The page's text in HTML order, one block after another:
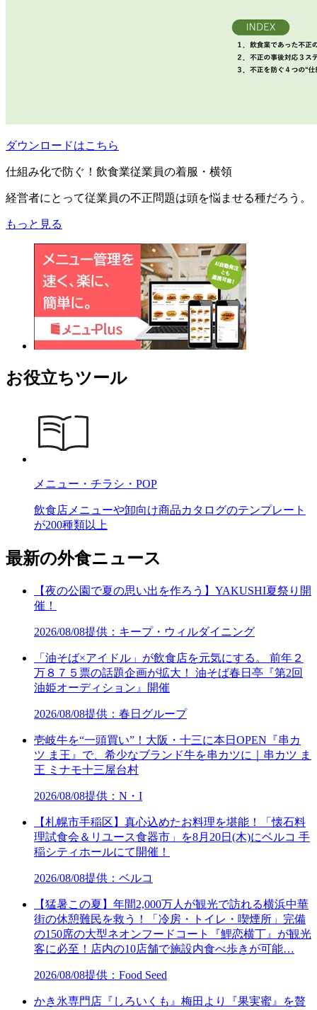
ダウンロードはこちら
仕組み化で防ぐ！飲食業従業員の着服・横領
経営者にとって従業員の不正問題は頭を悩ませる種だろう。
もっと見る
お役立ちツール
メニュー・チラシ・POP
飲食店メニューや卸向け商品カタログのテンプレート
が200種類以上
最新の外食ニュース
【夜の公園で夏の思い出を作ろう】YAKUSHI夏祭り開
催！
2026/08/08提供：キープ・ウィルダイニング
「油そば×アイドル」が飲食店を元気にする。 前年２
万８７５票の話題企画が拡大！ 油そば春日亭『第2回
油姫オーディション』開催
2026/08/08提供：春日グループ
壱岐牛を“一頭買い”！大阪・十三に本日OPEN『串カ
ツ ま王』で、希少なブランド牛を串カツに｜串カツ ま
王 ミナモ十三屋台村
2026/08/08提供：N・I
【札幌市手稲区】真心込めたお料理を堪能！「懐石料
理試食会＆リユース食器市」を8月20日(木)にベルコ 手
稲シティホールにて開催！
2026/08/08提供：ベルコ
【猛暑この夏】年間2,000万人が観光で訪れる横浜中華
街の休憩難民を救う！「冷房・トイレ・喫煙所」完備
の150席の大型ネオンフードコート『鯉恋横丁』が観光
客に必至！店内の10店舗で施設内食べ歩きが可能…
2026/08/08提供：Food Seed
かき氷専門店『しろいくも』梅田より『果実蜜』を贅